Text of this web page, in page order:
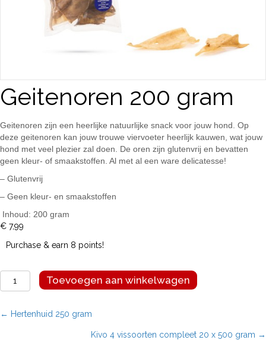
Geitenoren 200 gram
Geitenoren zijn een heerlijke natuurlijke snack voor jouw hond. Op
deze geitenoren kan jouw trouwe viervoeter heerlijk kauwen, wat jouw
hond met veel plezier zal doen. De oren zijn glutenvrij en bevatten
geen kleur- of smaakstoffen. Al met al een ware delicatesse!
– Glutenvrij
– Geen kleur- en smaakstoffen
Inhoud: 200 gram
€ 7,99
Purchase & earn 8 points!
Geitenoren
200
aantal
Toevoegen aan winkelwagen
Posts
← Hertenhuid 250 gram
Kivo 4 vissoorten compleet 20 x 500 gram →